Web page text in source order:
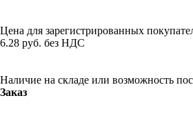
Цена для зарегистрированных
6.28 руб. без НДС
Наличие на складе или возможность
Заказ